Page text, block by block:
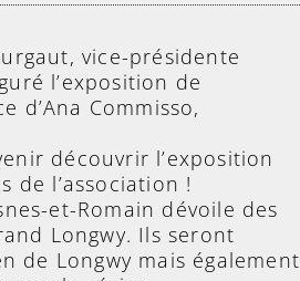
vice-présidente
l’exposition de
d’Ana Commisso,
découvrir l’exposition
de l’association !
et-Romain dévoile des
Longwy. Ils seront
de Longwy mais également